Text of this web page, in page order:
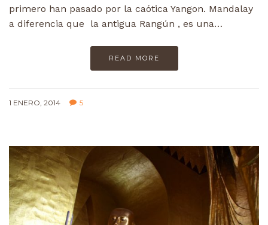
primero han pasado por la caótica Yangon. Mandalay
a diferencia que la antigua Rangún , es una…
READ MORE
1 ENERO, 2014 5